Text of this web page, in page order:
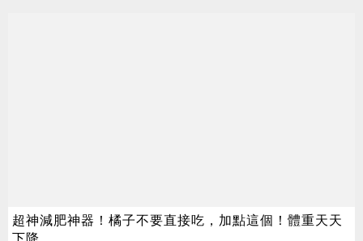
超神減肥神器！橘子不要直接吃，加點這個！體重天天
下降